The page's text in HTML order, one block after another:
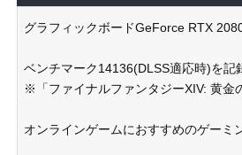
グラフィックボードGeForce RTX
ベンチマーク14136(DLSS適応時)を記
※「ファイナルファンタジーXIV: 黄金
オンラインゲームにおすすめのゲーミ